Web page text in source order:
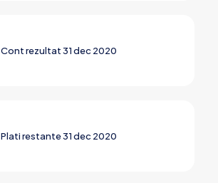
Cont rezultat 31 dec 2020
Plati restante 31 dec 2020